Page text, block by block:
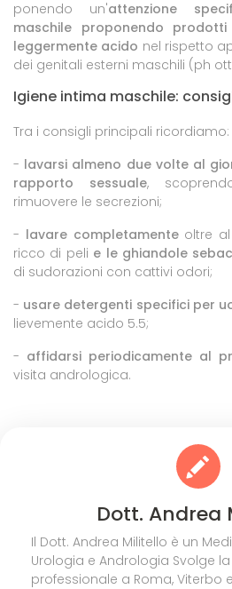
ponendo un'attenzione
maschile proponendo
leggermente acido nel rispetto
dei genitali esterni maschili (ph
Igiene intima maschile:
Tra i consigli principali ricordiamo:
- lavarsi almeno due volte al
rapporto sessuale,
rimuovere le secrezioni;
- lavare completamenteoltre al
ricco di peli e le ghiandole
di sudorazioni con cattivi odori;
- usare detergenti specifici per
lievemente acido 5.5;
- affidarsi periodicamente al
visita andrologica.
Dott. Andrea
Il Dott. Andrea Militello è un
Urologia e Andrologia Svolge
professionale a Roma, Viterbo